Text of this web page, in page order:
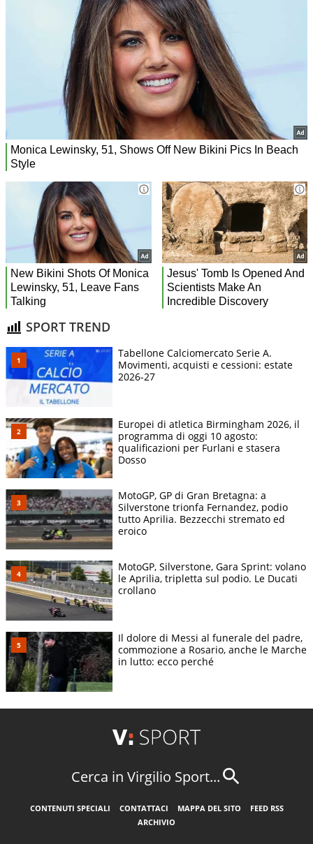
SPORT TREND
Tabellone Calciomercato Serie A.
Movimenti, acquisti e cessioni: estate
2026-27
Europei di atletica Birmingham 2026, il
programma di oggi 10 agosto:
qualificazioni per Furlani e stasera
Dosso
MotoGP, GP di Gran Bretagna: a
Silverstone trionfa Fernandez, podio
tutto Aprilia. Bezzecchi stremato ed
eroico
MotoGP, Silverstone, Gara Sprint: volano
le Aprilia, tripletta sul podio. Le Ducati
crollano
Il dolore di Messi al funerale del padre,
commozione a Rosario, anche le Marche
in lutto: ecco perché
Cerca in Virgilio Sport...
CONTENUTI SPECIALI CONTATTACI MAPPA DEL SITO
FEED RSS
ARCHIVIO